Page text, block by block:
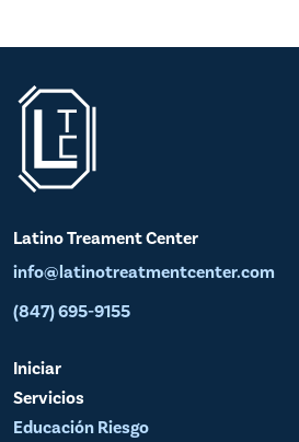
Latino Treament Center
info@latinotreatmentcenter.com
(847) 695-9155
Iniciar
Servicios
Educación Riesgo